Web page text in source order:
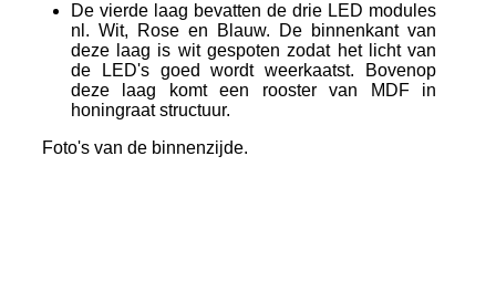
De vierde laag bevatten de drie LED modules
nl. Wit, Rose en Blauw. De binnenkant van
deze laag is wit gespoten zodat het licht van
de LED's goed wordt weerkaatst. Bovenop
deze laag komt een rooster van MDF in
honingraat structuur.
Foto's van de binnenzijde.